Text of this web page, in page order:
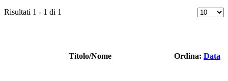
Risultati 1 - 1 di 1
Titolo/Nome Ordina: Data